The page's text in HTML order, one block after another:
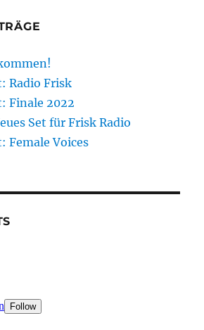
Radio Frisk
Finale 2022
Set für Frisk Radio
Female Voices